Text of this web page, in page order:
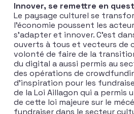
Innover, se remettre en
Le paysage culturel se
l’économie poussent les
s’adapter et innover. C’est
ouverts à tous et vecteurs de
volonté de faire de la
du digital a aussi permis au
des opérations de
d’inspiration pour les
de la Loi Aillagon qui a permis
de cette loi majeure sur le
fundraiser dans le secteur